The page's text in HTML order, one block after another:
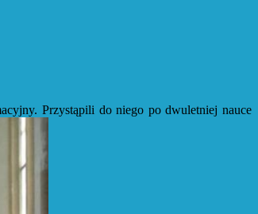
Przystąpili do niego po dwuletniej nauce